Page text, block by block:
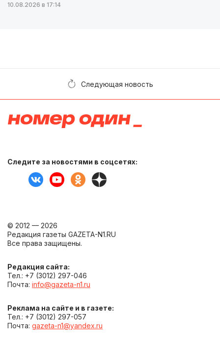
10.08.2026 в 17:14
Следующая новость
Следите за новостями в соцсетях:
© 2012 — 2026
Редакция газеты GAZETA-N1.RU
Все права защищены.
Редакция сайта:
Тел.: +7 (3012) 297-046
Почта: info@gazeta-n1.ru
Реклама на сайте и в газете:
Тел.: +7 (3012) 297-057
Почта: gazeta-n1@yandex.ru